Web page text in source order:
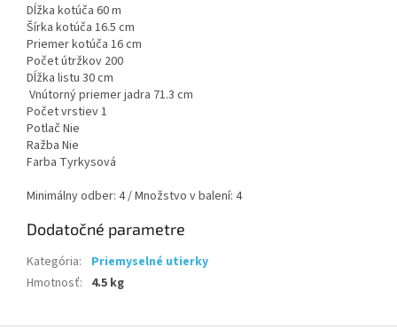
Dĺžka kotúča 60 m
Šírka kotúča 16.5 cm
Priemer kotúča 16 cm
Počet útržkov 200
Dĺžka listu 30 cm
Vnútorný priemer jadra 71.3 cm
Počet vrstiev 1
Potlač Nie
Ražba Nie
Farba Tyrkysová
Minimálny odber: 4 / Množstvo v balení: 4
Dodatočné parametre
Kategória:
Priemyselné utierky
Hmotnosť: 4.5 kg